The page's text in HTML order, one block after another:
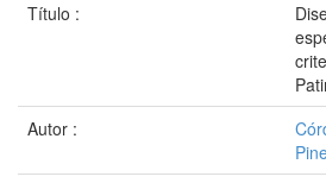
Título :
Autor :